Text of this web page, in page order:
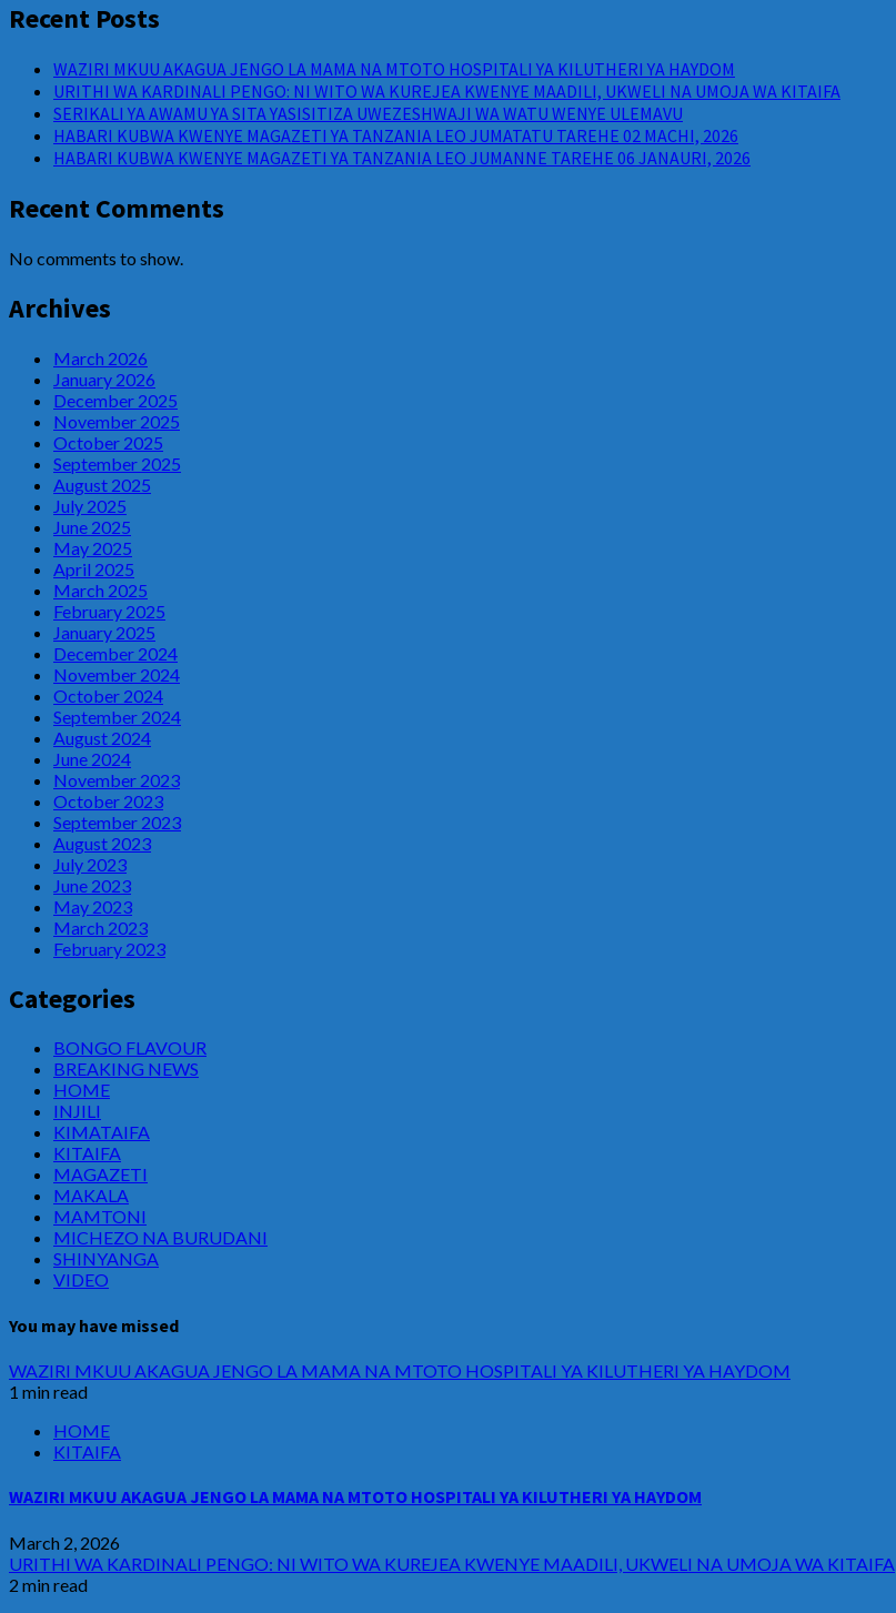
Recent Posts
WAZIRI MKUU AKAGUA JENGO LA MAMA NA MTOTO HOSPITALI YA KILUTHERI YA HAYDOM
URITHI WA KARDINALI PENGO: NI WITO WA KUREJEA KWENYE MAADILI, UKWELI NA UMOJA WA KITAIFA
SERIKALI YA AWAMU YA SITA YASISITIZA UWEZESHWAJI WA WATU WENYE ULEMAVU
HABARI KUBWA KWENYE MAGAZETI YA TANZANIA LEO JUMATATU TAREHE 02 MACHI, 2026
HABARI KUBWA KWENYE MAGAZETI YA TANZANIA LEO JUMANNE TAREHE 06 JANAURI, 2026
Recent Comments
No comments to show.
Archives
March 2026
January 2026
December 2025
November 2025
October 2025
September 2025
August 2025
July 2025
June 2025
May 2025
April 2025
March 2025
February 2025
January 2025
December 2024
November 2024
October 2024
September 2024
August 2024
June 2024
November 2023
October 2023
September 2023
August 2023
July 2023
June 2023
May 2023
March 2023
February 2023
Categories
BONGO FLAVOUR
BREAKING NEWS
HOME
INJILI
KIMATAIFA
KITAIFA
MAGAZETI
MAKALA
MAMTONI
MICHEZO NA BURUDANI
SHINYANGA
VIDEO
You may have missed
WAZIRI MKUU AKAGUA JENGO LA MAMA NA MTOTO HOSPITALI YA KILUTHERI YA HAYDOM
1 min read
HOME
KITAIFA
WAZIRI MKUU AKAGUA JENGO LA MAMA NA MTOTO HOSPITALI YA KILUTHERI YA HAYDOM
March 2, 2026
URITHI WA KARDINALI PENGO: NI WITO WA KUREJEA KWENYE MAADILI, UKWELI NA UMOJA WA KITAIFA
2 min read